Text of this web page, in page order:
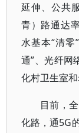
延伸、公共
青）路通达
水基本“清零
通”、光纤网
化村卫生室和
目前，
化路，通5G